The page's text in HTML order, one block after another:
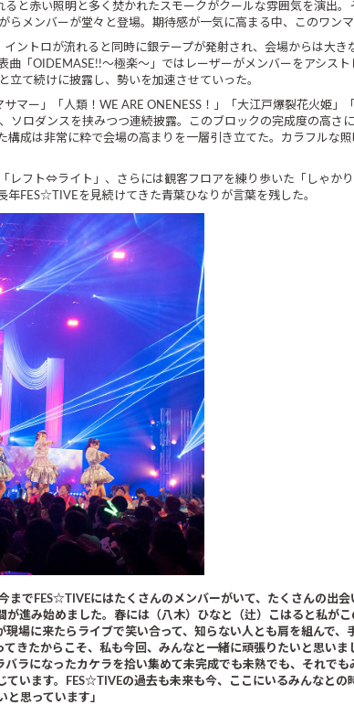
と赤い照明と多く焚かれたスモークがクールな雰囲気を演出
メンバーが堂々と登場。期待感が一気に高まる中、このワンマ
ントロが流れると同時に銀テープが発射され、会場からは大
曲「OIDEMASE!!～極楽～」ではレーザーがメンバーをアシス
て続けに披露し、勢いを加速させていった。
マー」「人類！WE ARE ONENESS！」「大江戸爆裂花火姫
ソロダンスを挟みつつ連続披露。このブロックの完成度の高さ
成は非常に粋で会場の高まりを一層引き立てた。カラフルな
レフト⇔ライト」、さらには観客フロアを練り歩いた「しゃか
FES☆TIVEを見続けてきた青葉ひなりが言葉を残した。
でFES☆TIVEにはたくさんのメンバーがいて、たくさんの出
進み始めました。春には（八木）ひなと（辻）こはると私が
場に来たらライブで笑い合って、知らない人とも肩を組んで
きたからこそ、私も今回、みんなと一緒に頑張りたいと思い
ラになったカケラを拾い集めて未完成でも未熟でも、それで
います。FES☆TIVEの過去も未来も今、ここにいるみんなと
思っています」